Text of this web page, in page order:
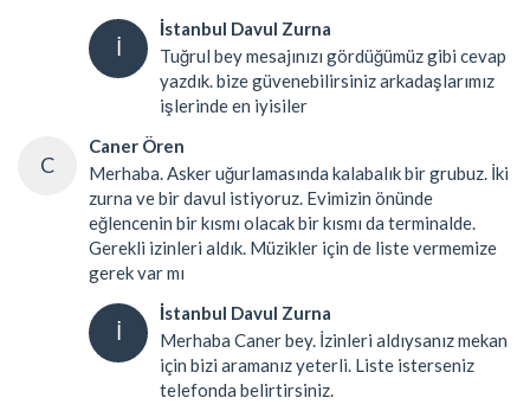
İ
İstanbul Davul Zurna
Tuğrul bey mesajınızı gördüğümüz gibi cevap
yazdık. bize güvenebilirsiniz arkadaşlarımız
işlerinde en iyisiler
C
Caner Ören
Merhaba. Asker uğurlamasında kalabalık bir grubuz. İki
zurna ve bir davul istiyoruz. Evimizin önünde
eğlencenin bir kısmı olacak bir kısmı da terminalde.
Gerekli izinleri aldık. Müzikler için de liste vermemize
gerek var mı
İ
İstanbul Davul Zurna
Merhaba Caner bey. İzinleri aldıysanız mekan
için bizi aramanız yeterli. Liste isterseniz
telefonda belirtirsiniz.